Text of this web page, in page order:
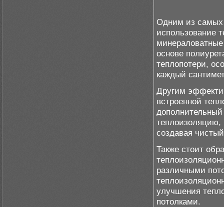
Одним из самых
использование
основе
теплопотери,
каждый
Другим
встроенной
теплоизоляцию,
создавая
Также стоит
различными
улучшения
потолками.